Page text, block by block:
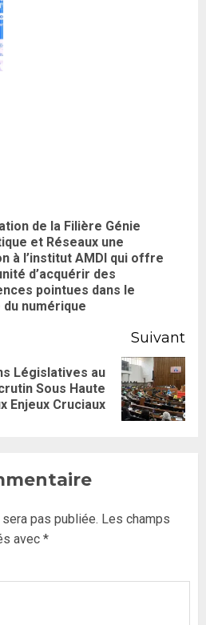
de la Filière Génie
et Réseaux une
à l’institut AMDI qui offre
d’acquérir des
pointues dans le
du numérique
Suivant
Législatives au
Sous Haute
Enjeux Cruciaux
pas publiée. Les champs
avec *